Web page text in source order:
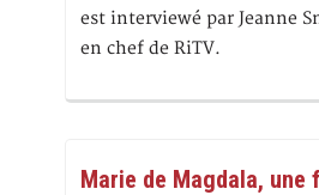
est interviewé par Jeanne
en chef de RiTV.
Marie de Magdala, une